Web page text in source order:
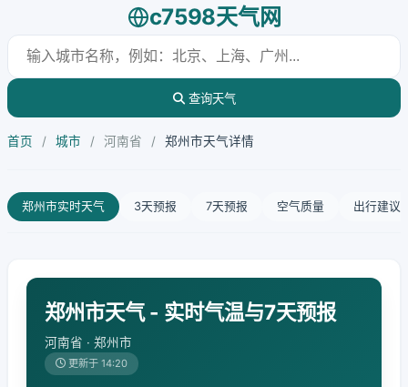
c7598天气网
查询天气
首页 / 城市 / 河南省 / 郑州市天气详情
郑州市实时天气 3天预报 7天预报 空气质量 出行建议
郑州市天气 - 实时气温与7天预报
河南省 · 郑州市
更新于 14:20